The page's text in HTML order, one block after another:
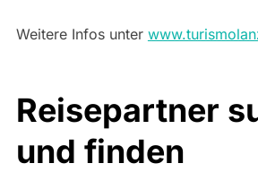
Weitere Infos unter
Reisepartner
und finden